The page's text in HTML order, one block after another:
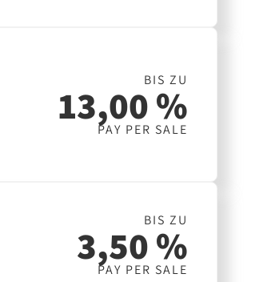
BIS ZU
13,00 %
PAY PER SALE
BIS ZU
3,50 %
PAY PER SALE